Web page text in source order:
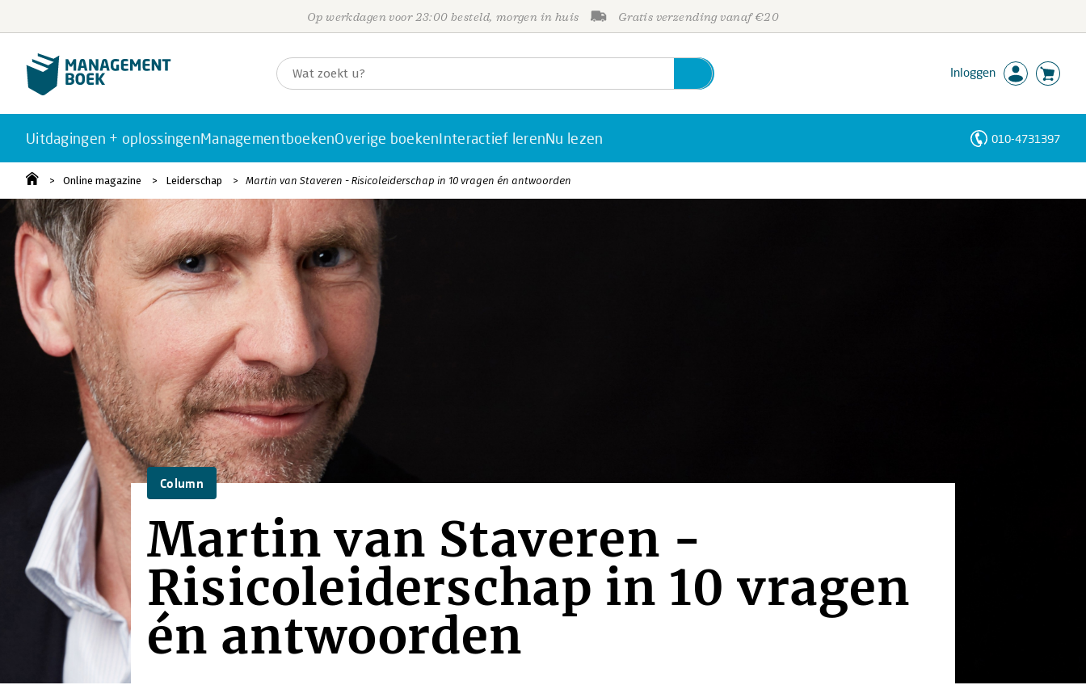
Op werkdagen voor 23:00 besteld, morgen in huis Gratis verzending vanaf €20
Inloggen
Uitdagingen + oplossingenManagementboekenOverige boekenInteractief lerenNu lezen 010-4731397
Online magazine Leiderschap Martin van Staveren - Risicoleiderschap in 10 vragen én antwoorden
Column
Martin van Staveren -
Risicoleiderschap in 10 vragen
én antwoorden
Personen